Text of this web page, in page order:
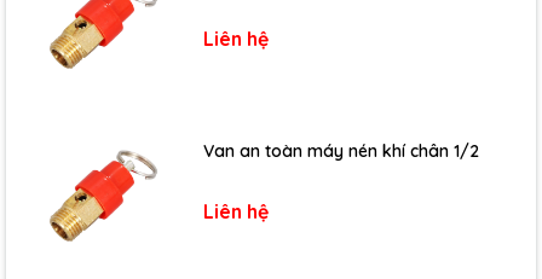
Liên hệ
Van an toàn máy nén khí chân 1/2
Liên hệ